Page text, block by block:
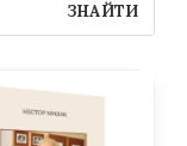
ЗНАЙТИ